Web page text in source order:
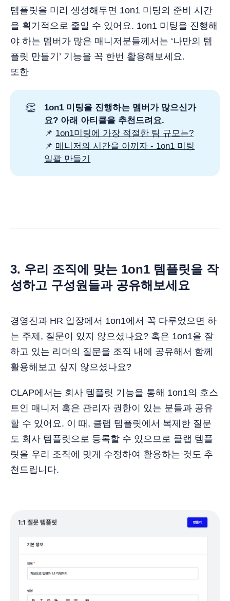
템플릿을 미리 생성해두면 1on1 미팅의 준비 시간
을 획기적으로 줄일 수 있어요. 1on1 미팅을 진행해
야 하는 멤버가 많은 매니저분들께서는 ‘나만의 템
플릿 만들기’ 기능을 꼭 한번 활용해보세요.
또한
👏
1on1 미팅을 진행하는 멤버가 많으신가
요? 아래 아티클을 추천드려요.
📌 1on1미팅에 가장 적절한 팀 규모는?
📌 매니저의 시간을 아끼자 - 1on1 미팅
일괄 만들기
3. 우리 조직에 맞는 1on1 템플릿을 작
성하고 구성원들과 공유해보세요
경영진과 HR 입장에서 1on1에서 꼭 다루었으면 하
는 주제, 질문이 있지 않으셨나요? 혹은 1on1을 잘
하고 있는 리더의 질문을 조직 내에 공유해서 함께
활용해보고 싶지 않으셨나요?
CLAP에서는 회사 템플릿 기능을 통해 1on1의 호스
트인 매니저 혹은 관리자 권한이 있는 분들과 공유
할 수 있어요. 이 때, 클랩 템플릿에서 복제한 질문
도 회사 템플릿으로 등록할 수 있으므로 클랩 템플
릿을 우리 조직에 맞게 수정하여 활용하는 것도 추
천드립니다.